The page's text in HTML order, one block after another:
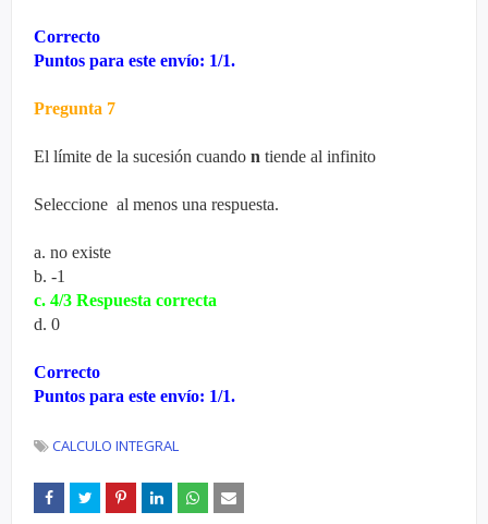
Correcto
Puntos para este envío: 1/1.
Pregunta 7
El límite de la sucesión cuando n tiende al infinito
Seleccione al menos una respuesta.
a. no existe
b. -1
c. 4/3 Respuesta correcta
d. 0
Correcto
Puntos para este envío: 1/1.
CALCULO INTEGRAL